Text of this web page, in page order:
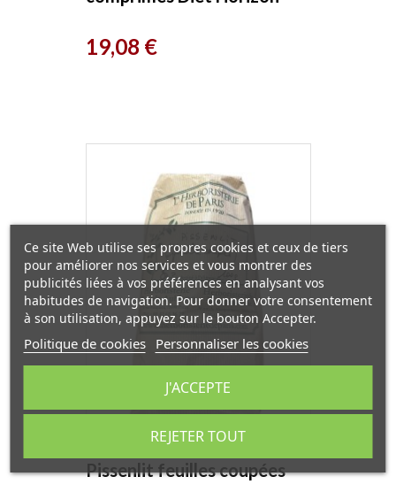
Prix
19,08 €
Pissenlit feuilles coupées
Ce site Web utilise ses propres cookies et ceux de tiers
pour améliorer nos services et vous montrer des
publicités liées à vos préférences en analysant vos
habitudes de navigation. Pour donner votre consentement
à son utilisation, appuyez sur le bouton Accepter.
Politique de cookies Personnaliser les cookies
REJETER TOUT
J'ACCEPTE